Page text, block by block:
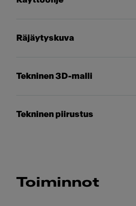
Räjäytyskuva
Tekninen 3D-malli
Tekninen piirustus
Toiminnot